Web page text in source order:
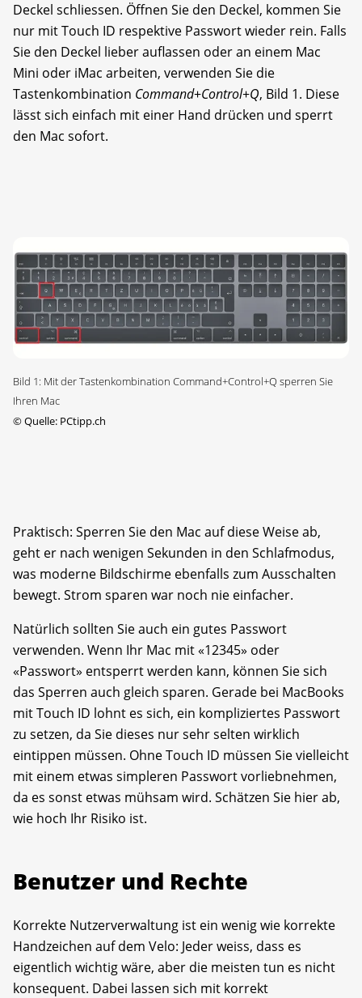
Deckel schliessen. Öffnen Sie den Deckel, kommen Sie
nur mit Touch ID respektive Passwort wieder rein. Falls
Sie den Deckel lieber auflassen oder an einem Mac
Mini oder iMac arbeiten, verwenden Sie die
Tastenkombination Command+Control+Q, Bild 1. Diese
lässt sich einfach mit einer Hand drücken und sperrt
den Mac sofort.
Bild 1: Mit der Tastenkombination Command+Control+Q sperren Sie
Ihren Mac
©Quelle: PCtipp.ch
Praktisch: Sperren Sie den Mac auf diese Weise ab,
geht er nach wenigen Sekunden in den Schlafmodus,
was moderne Bildschirme ebenfalls zum Ausschalten
bewegt. Strom sparen war noch nie einfacher.
Natürlich sollten Sie auch ein gutes Passwort
verwenden. Wenn Ihr Mac mit «12345» oder
«Passwort» entsperrt werden kann, können Sie sich
das Sperren auch gleich sparen. Gerade bei MacBooks
mit Touch ID lohnt es sich, ein kompliziertes Passwort
zu setzen, da Sie dieses nur sehr selten wirklich
eintippen müssen. Ohne Touch ID müssen Sie vielleicht
mit einem etwas simpleren Passwort vorliebnehmen,
da es sonst etwas mühsam wird. Schätzen Sie hier ab,
wie hoch Ihr Risiko ist.
Benutzer und Rechte
Korrekte Nutzerverwaltung ist ein wenig wie korrekte
Handzeichen auf dem Velo: Jeder weiss, dass es
eigentlich wichtig wäre, aber die meisten tun es nicht
konsequent. Dabei lassen sich mit korrekt